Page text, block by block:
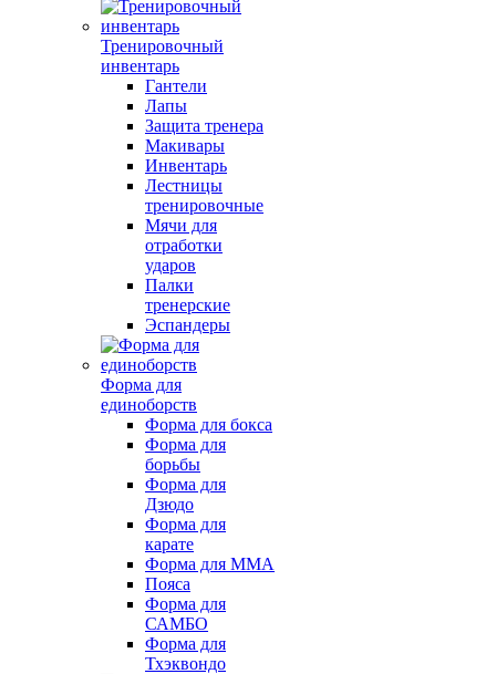
Тренировочный
инвентарь
Гантели
Лапы
Защита тренера
Макивары
Инвентарь
Лестницы
тренировочные
Мячи для
отработки
ударов
Палки
тренерские
Эспандеры
Форма для
единоборств
Форма для бокса
Форма для
борьбы
Форма для
Дзюдо
Форма для
карате
Форма для MMA
Пояса
Форма для
САМБО
Форма для
Тхэквондо